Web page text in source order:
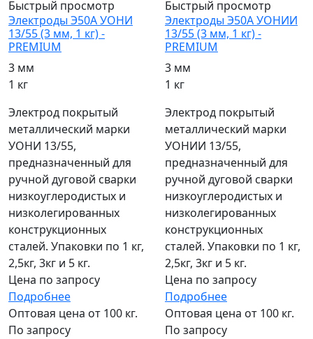
Быстрый просмотр
Электроды Э50А УОНИ
13/55 (3 мм, 1 кг) -
PREMIUM
3 мм
1 кг
Электрод покрытый
металлический марки
УОНИ 13/55,
предназначенный для
ручной дуговой сварки
низкоуглеродистых и
низколегированных
конструкционных
сталей. Упаковки по 1 кг,
2,5кг, 3кг и 5 кг.
Цена по запросу
Подробнее
Оптовая цена от 100 кг.
По запросу
Быстрый просмотр
Электроды Э50А УОНИИ
13/55 (3 мм, 1 кг) -
PREMIUM
3 мм
1 кг
Электрод покрытый
металлический марки
УОНИИ 13/55,
предназначенный для
ручной дуговой сварки
низкоуглеродистых и
низколегированных
конструкционных
сталей. Упаковки по 1 кг,
2,5кг, 3кг и 5 кг.
Цена по запросу
Подробнее
Оптовая цена от 100 кг.
По запросу